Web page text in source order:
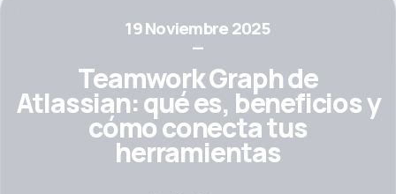
19 Noviembre 2025
—
Teamwork Graph de
Atlassian: qué es, beneficios y
cómo conecta tus
herramientas